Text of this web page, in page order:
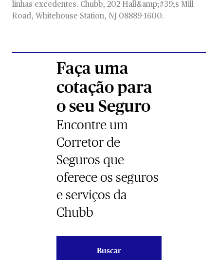
linhas excedentes. Chubb, 202 Hall&amp;#39;s Mill
Road, Whitehouse Station, NJ 08889-1600.
Faça uma
cotação para
o seu Seguro
Encontre um
Corretor de
Seguros que
oferece os seguros
e serviços da
Chubb
Buscar